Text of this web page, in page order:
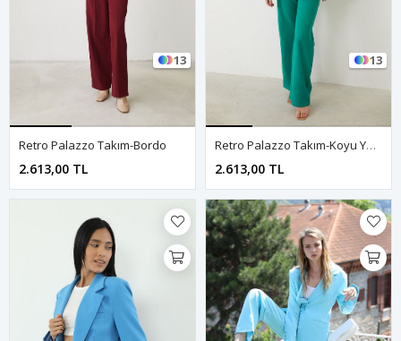
13
Retro Palazzo Takım-Bordo
2.613,00 TL
13
Retro Palazzo Takım-Koyu Yeşil
2.613,00 TL